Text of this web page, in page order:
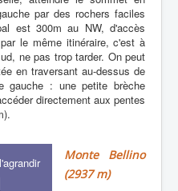
par des rochers faciles
est 300m au NW, d'accès
le même itinéraire, c'est à
ne pas trop tarder. On peut
en traversant au-dessus de
gauche : une petite brèche
directement aux pentes
Monte Bellino
(2937 m)